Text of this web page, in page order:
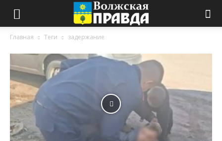
Главная Теги задержание